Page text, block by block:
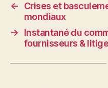
←
Crises et
mondiaux
→
Instantané du
fournisseurs &